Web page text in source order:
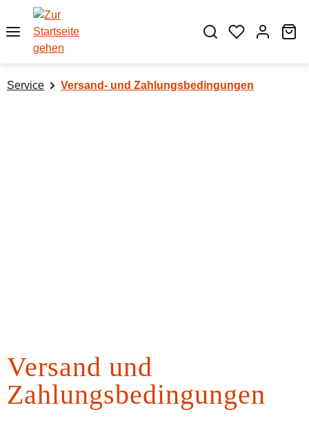
Zum Hauptinhalt springen
Service Versand- und Zahlungsbedingungen
Versand und
Zahlungsbedingungen